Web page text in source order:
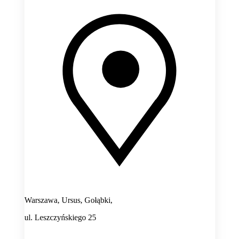
Warszawa, Ursus, Gołąbki,
ul. Leszczyńskiego 25